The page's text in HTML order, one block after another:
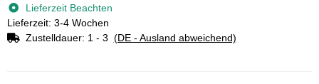
Lieferzeit Beachten
Lieferzeit: 3-4 Wochen
Zustelldauer: 1 - 3 (DE - Ausland abweichend)